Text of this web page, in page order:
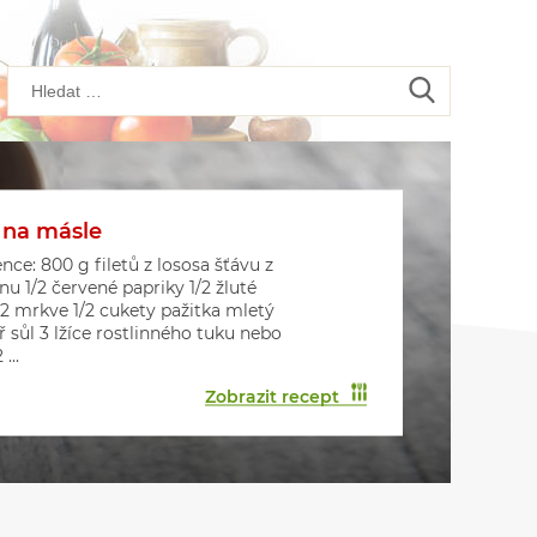
másle
800 g filetů z lososa šťávu z
1/2 červené papriky 1/2 žluté
mrkve 1/2 cukety pažitka mletý
sůl 3 lžíce rostlinného tuku nebo
...
Zobrazit recept
placičky s houbami
muffiny